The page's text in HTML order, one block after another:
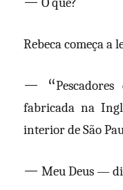
Rebeca começa a
— “
fabricada na
interior de São
—Meu Deus —